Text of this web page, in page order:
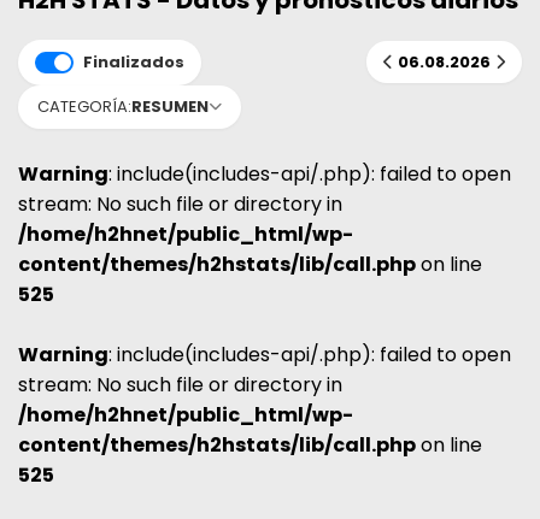
Finalizados
06.08.2026
CATEGORÍA:RESUMEN
Warning: include(includes-api/.php): failed to open
stream: No such file or directory in
/home/h2hnet/public_html/wp-
content/themes/h2hstats/lib/call.phpon line
525
Warning: include(includes-api/.php): failed to open
stream: No such file or directory in
/home/h2hnet/public_html/wp-
content/themes/h2hstats/lib/call.phpon line
525